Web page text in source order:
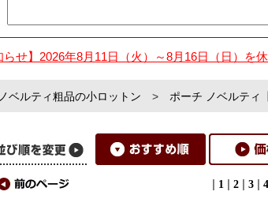
らせ】2026年8月11日（火）～8月16日（日）
ノベルティ粗品の小ロットン > ポーチ ノベルティ
| 1 | 2| 3| 4